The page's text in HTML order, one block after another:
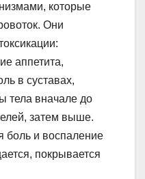
которые
Они
аппетита,
в суставах,
тела вначале до
затем выше.
боль и воспаление
покрывается